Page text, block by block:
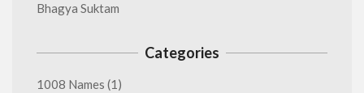
Bhagya Suktam
Categories
1008 Names (1)